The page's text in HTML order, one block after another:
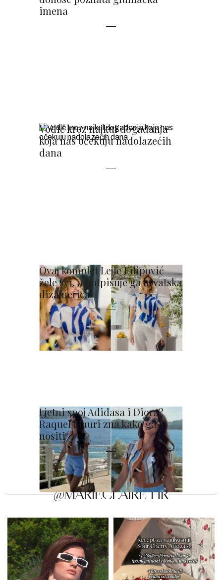
imena
Vodič kroz najkul događanja
koja nas očekuju nadolazećih
dana
Ovaj komplet Lejle Filipović
žele svi, a potpisuje ga hrvatska
dizajnerica
Ljetni spoj Adidasa i Diora?
Raquel Mauri zna kako ga
nositi
@MARIECLAIRE_HR